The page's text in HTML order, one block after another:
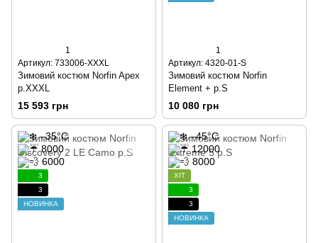
1
Артикул: 733006-XXXL
Зимовий костюм Norfin Apex
р.XXXL
15 593 грн
1
Артикул: 4320-01-S
Зимовий костюм Norfin
Element + р.S
10 080 грн
3
3
НОВИНКА
ХІТ
3
3
НОВИНКА